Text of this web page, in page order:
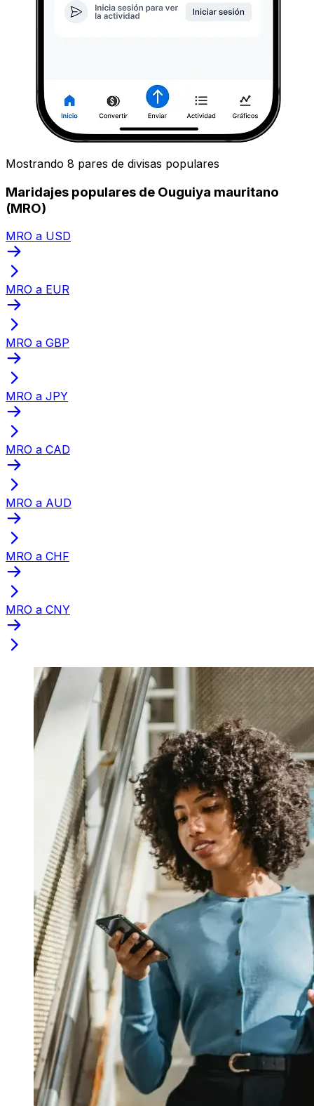
Mostrando 8 pares de divisas populares
Maridajes populares de Ouguiya mauritano
(MRO)
MRO a USD
MRO a EUR
MRO a GBP
MRO a JPY
MRO a CAD
MRO a AUD
MRO a CHF
MRO a CNY